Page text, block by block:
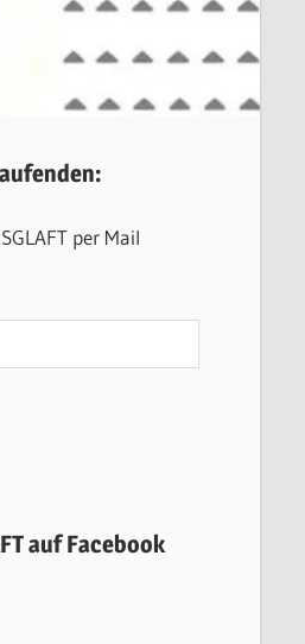
per Mail
auf Facebook